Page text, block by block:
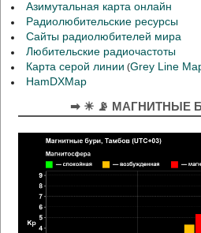
Азимутальная карта онлайн
Радиолюбительские ресурсы
Сайты радиолюбителей мира
Любительские радиочастоты
Карта серой линии (Grey Line
HamDXMap
➡ ☀ 📡 МАГНИТНЫЕ